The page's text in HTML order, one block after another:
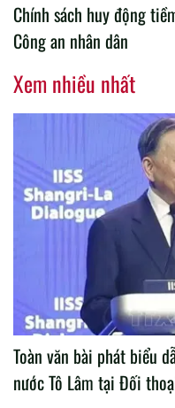
Chính sách huy động
Công an nhân dân
Xem nhiều nhất
Toàn văn bài phát biểu
nước Tô Lâm tại Đối